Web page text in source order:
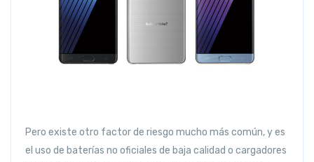
Pero existe otro factor de riesgo mucho más común, y es
el uso de baterías no oficiales de baja calidad o cargadores